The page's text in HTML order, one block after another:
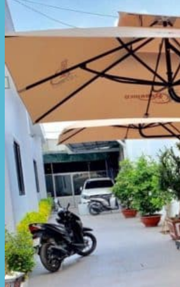
Giới thiệu Hòa Phát Đạt
Sản Phẩm
Sản Phẩm Bạt Che Ngoài Trời
Bạt che nắng mưa
Bạt kéo ngoài trời
Bạt che tự cuốn
Bạt nhựa xanh cam
Bạt sọc 3 màu
Bạt nhựa giá rẻ
Bạt nhựa đen HDPE
Màng chống thấm HDPE
Sản Phẩm Dù Che Ngoài Trời
Dù che nắng
Dù che quán cafe
Dù che sự kiện
Dù lệch tâm
Sản Phẩm Mái Che Di Động
Mái hiên di động
Mái xếp di động
Nhà bạt di động
Motor kéo bạt che
Dự Án Hòa Phát Đạt
Lưới che nắng
Màng phủ nông nghiệp